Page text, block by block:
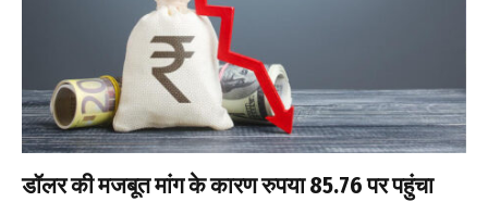
डॉलर की मजबूत मांग के कारण रुपया 85.76 पर पहुंचा